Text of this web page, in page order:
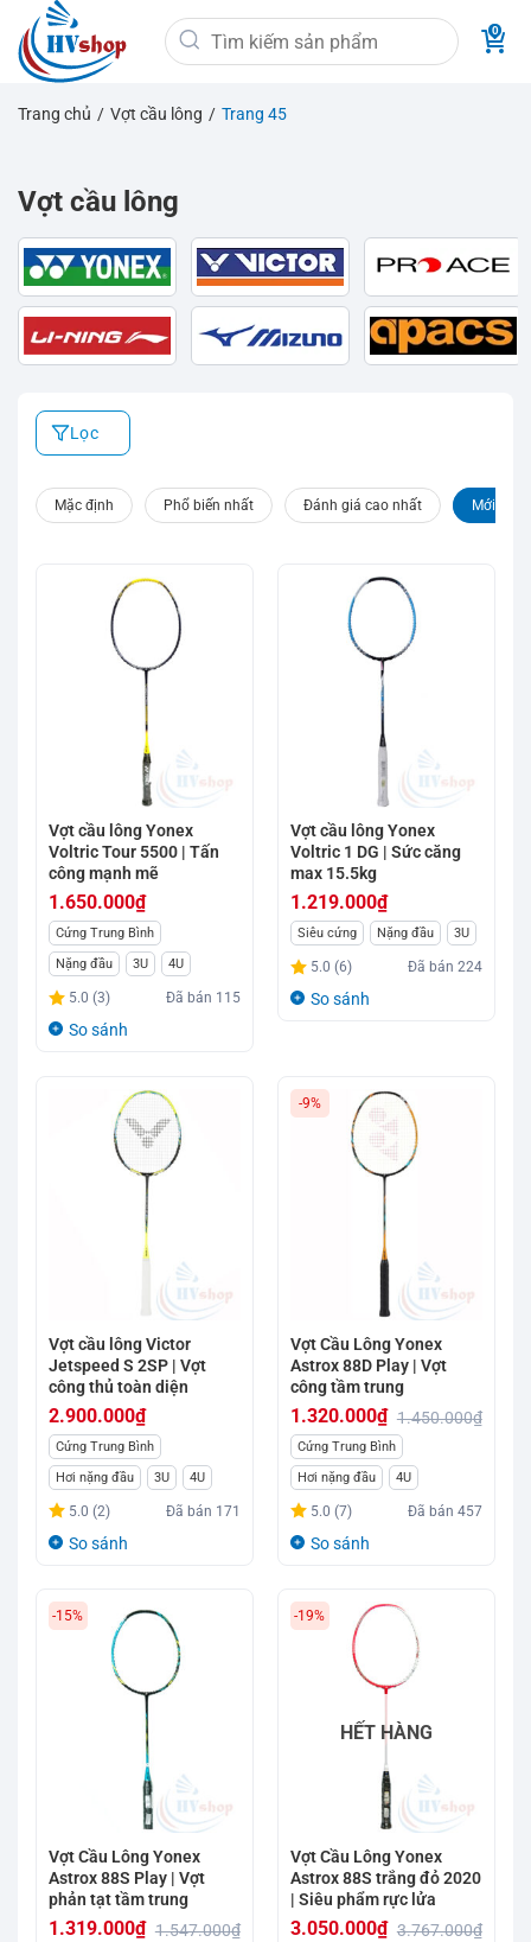
qua
nội
dung
Tìm
kiếm:
Trang chủ / Vợt cầu lông / Trang 45
Vợt cầu lông
Lọc
Mặc định Phổ biến nhất Đánh giá cao nhất Mới nhất
Vợt cầu lông Yonex
Voltric Tour 5500 | Tấn
công mạnh mẽ
1.650.000₫
Cứng Trung Bình
Nặng đầu
3U 4U
5.0 (3) Đã bán 115
So sánh
Vợt cầu lông Yonex
Voltric 1 DG | Sức căng
max 15.5kg
1.219.000₫
Siêu cứng Nặng đầu 3U
5.0 (6) Đã bán224
So sánh
Vợt cầu lông Victor
Jetspeed S 2SP | Vợt
công thủ toàn diện
2.900.000₫
Cứng Trung Bình
Hơi nặng đầu
3U 4U
5.0 (2) Đã bán 171
So sánh
-9%
Vợt Cầu Lông Yonex
Astrox 88D Play | Vợt
công tầm trung
1.450.000₫
Giá
gốc
là:
1.450.000₫.
1.320.000₫
Giá
hiện
tại
là:
Cứng Trung Bình
Hơi nặng đầu
4U
5.0 (7) Đã bán457
So sánh
-15%
Vợt Cầu Lông Yonex
Astrox 88S Play | Vợt
phản tạt tầm trung
1.547.000₫
1.319.000₫
-19%
HẾT HÀNG
Vợt Cầu Lông Yonex
Astrox 88S trắng đỏ 2020
| Siêu phẩm rực lửa
3.767.000₫
3.050.000₫